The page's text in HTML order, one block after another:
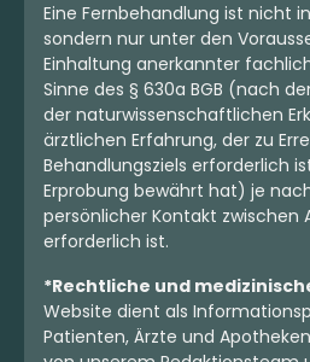
Eine Fernbehandlung ist nicht
sondern nur unter den
Einhaltung anerkannter
Sinne des § 630a BGB (nach
der naturwissenschaftlichen
ärztlichen Erfahrung, der zu
Behandlungsziels erforderlich
Erprobung bewährt hat) je
persönlicher Kontakt zwischen
erforderlich ist.
*Rechtliche und
Website dient als
Patienten, Ärzte und